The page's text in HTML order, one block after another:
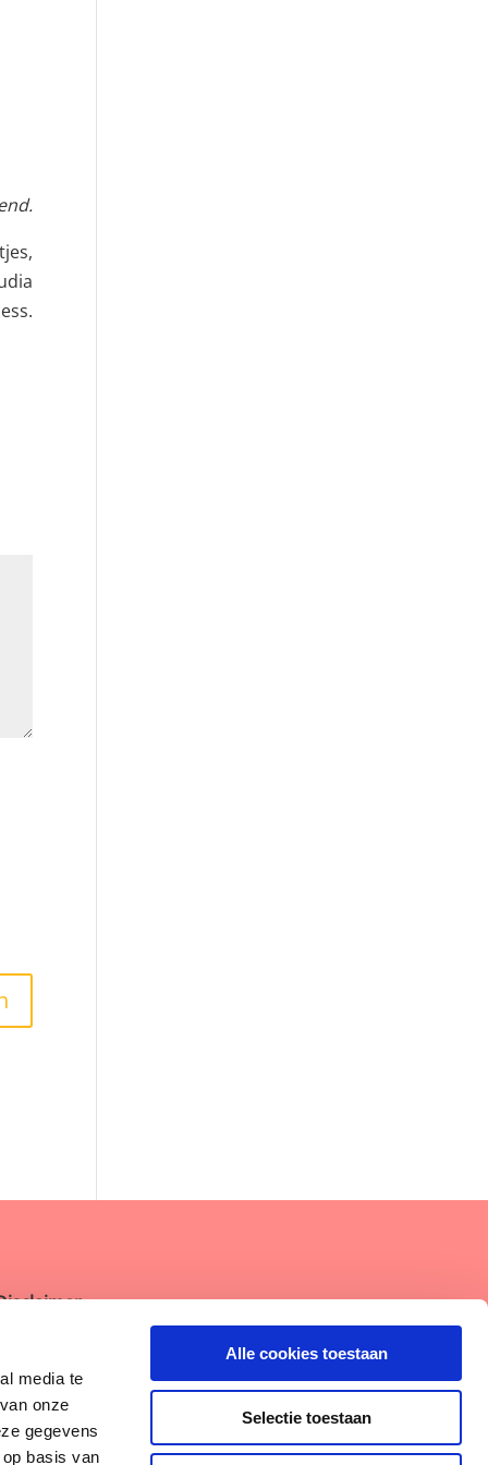
media te
onze
gegevens
basis van
Alle cookies toestaan
Selectie toestaan